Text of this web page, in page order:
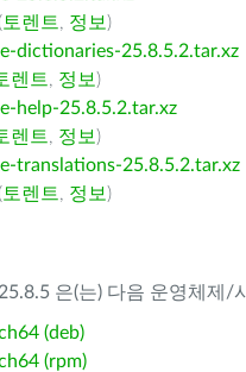
토렌트, 정보 )
dictionaries-25.8.5.2.tar.xz
렌트, 정보 )
help-25.8.5.2.tar.xz
렌트, 정보 )
translations-25.8.5.2.tar.xz
토렌트, 정보 )
은(는) 다음 운영체제/
(deb)
(rpm)